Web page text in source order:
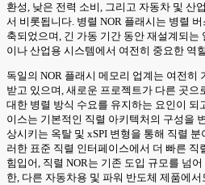
환성, 낮은 전력 소비, 그리고 자동차 및 산
서 비롯됩니다. 병렬 NOR 플래시는 병렬
축되었으며, 긴 가동 기간 동안 재설계되는
이나 산업용 시스템에서 여전히 중요한 역
독일의 NOR 플래시 메모리 업계는 여전히
받고 있으며, 새로운 프로젝트가 다른 곳으
대한 병렬 방식 수요를 유지하는 요인이 되
이스는 기본적인 직렬 아키텍처의 구성을
상시키는 옥탈 및 xSPI 변형을 통해 직렬
러한 표준 직렬 인터페이스에서 더 빠른 직
힘입어, 직렬 NOR는 기존 도입 규모를 넘
한, 다른 자동차용 및 파워 반도체 제품에